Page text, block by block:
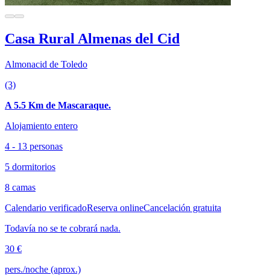
Casa Rural Almenas del Cid
Almonacid de Toledo
(3)
A 5.5 Km de Mascaraque.
Alojamiento entero
4 - 13 personas
5 dormitorios
8 camas
Calendario verificadoReserva onlineCancelación gratuita
Todavía no se te cobrará nada.
30 €
pers./noche (aprox.)